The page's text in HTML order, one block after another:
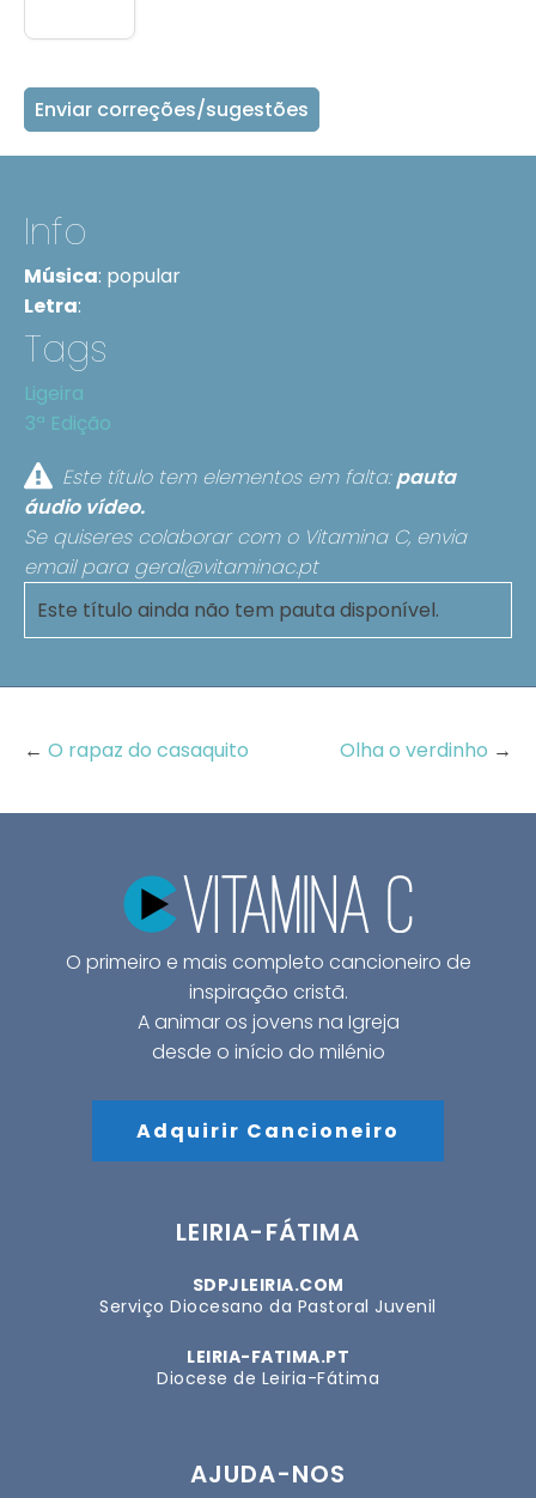
Enviar correções/sugestões
Info
Música: popular
Letra:
Tags
Ligeira
3ª Edição
Este título tem elementos em falta:pauta
áudio vídeo.
Se quiseres colaborar com o Vitamina C, envia
email para geral@vitaminac.pt
Este título ainda não tem pauta disponível.
← O rapaz do casaquito Olha o verdinho →
O primeiro e mais completo cancioneiro de
inspiração cristã.
A animar os jovens na Igreja
desde o início do milénio
Adquirir Cancioneiro
LEIRIA-FÁTIMA
SDPJLEIRIA.COM
Serviço Diocesano da Pastoral Juvenil
LEIRIA-FATIMA.PT
Diocese de Leiria-Fátima
AJUDA-NOS